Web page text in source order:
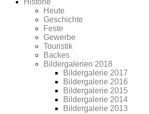
Historie
Heute
Geschichte
Feste
Gewerbe
Touristik
Backes
Bildergalerien 2018
Bildergalerie 2017
Bildergalerie 2016
Bildergalerie 2015
Bildergalerie 2014
Bildergalerie 2013